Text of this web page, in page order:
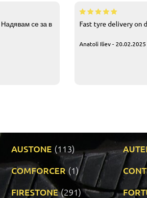
се за в
Fast tyre delivery on
Anatoli Iliev - 20.02.2025
AUSTONE (113)
COMFORCER (1)
FIRESTONE (291)